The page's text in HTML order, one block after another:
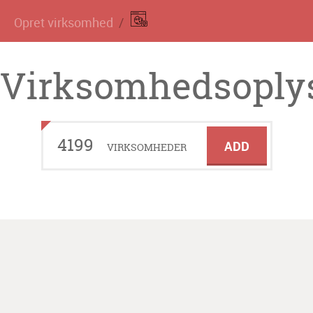
Opret virksomhed
4199 VIRKSOMHEDER ADD